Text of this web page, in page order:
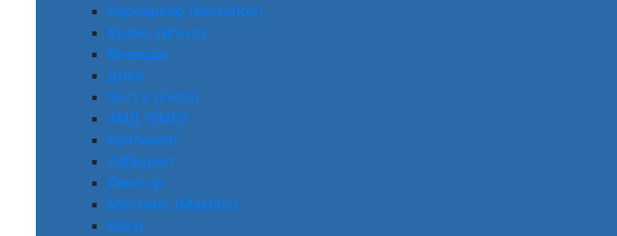
Берсеркер (Berserker)
Браво (Bravo)
Воевода
Дива
Зетта (Zetta)
ЗМД (ZMD)
Континент
Лабиринт
Люксор
Мастино (Mastino)
Меги